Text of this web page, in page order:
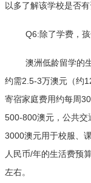
以多了解该学校是否有
Q6:除了学费，
澳洲低龄留学的
约需2.5-3万澳元（约
寄宿家庭费用约每周
500-800澳元，公共
3000澳元用于校服、
人民币/年的生活费预
左右。